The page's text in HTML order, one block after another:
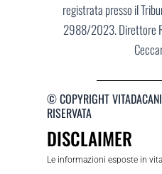
registrata presso il
2988/2023. Direttore
© COPYRIGHT
RISERVATA
DISCLAIMER
Le informazioni esposte in